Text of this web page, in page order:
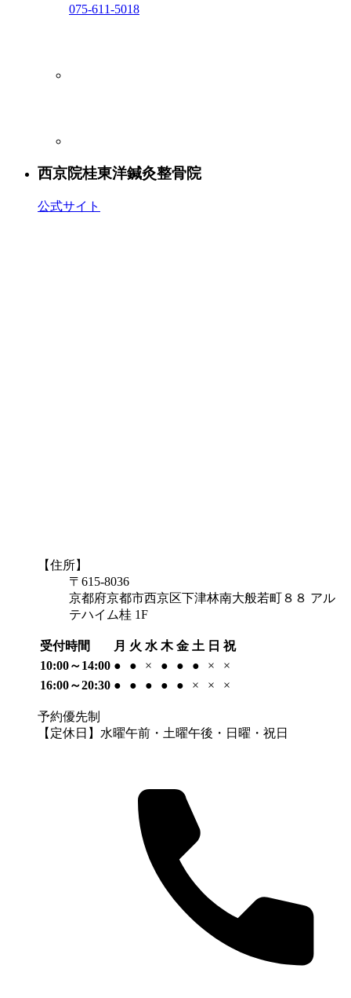
075-611-5018
西京院桂東洋鍼灸整骨院
公式サイト
【住所】
〒615-8036
京都府京都市西京区下津林南大般若町８８ アル
テハイム桂 1F
受付時間 月 火 水 木 金 土 日 祝
10:00～14:00 ● ● × ● ● ● ×
×
16:00～20:30 ● ● ● ● ● × × ×
予約優先制
【定休日】水曜午前・土曜午後・日曜・祝日